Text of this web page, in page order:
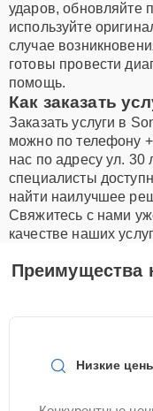
ударов, обновляйте
используйте
случае
готовы провести
помощь.
Как заказать
Заказать услуги в
можно по телефону
нас по адресу ул.
специалисты
найти наилучшее
Свяжитесь с нами
качестве наших
Преимущества
Низкие